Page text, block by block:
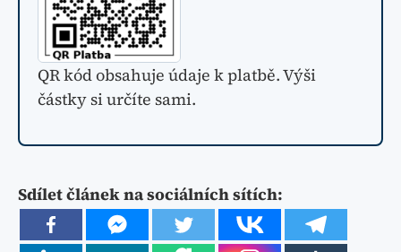
QR kód obsahuje údaje k platbě. Výši
částky si určíte sami.
Sdílet článek na sociálních sítích: